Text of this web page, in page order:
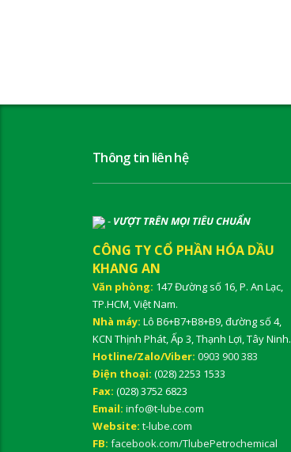
Thông tin liên hệ
- VƯỢT TRÊN MỌI TIÊU CHUẨN
CÔNG TY CỔ PHẦN HÓA DẦU
KHANG AN
Văn phòng: 147 Đường số 16, P. An Lạc,
TP.HCM, Việt Nam.
Nhà máy: Lô B6+B7+B8+B9, đường số 4,
KCN Thịnh Phát, Ấp 3, Thạnh Lợi, Tây Ninh.
Hotline/Zalo/Viber: 0903 900 383
Điện thoại: (028) 2253 1533
Fax: (028) 3752 6823
Email: info@t-lube.com
Website: t-lube.com
FB: facebook.com/TlubePetrochemical